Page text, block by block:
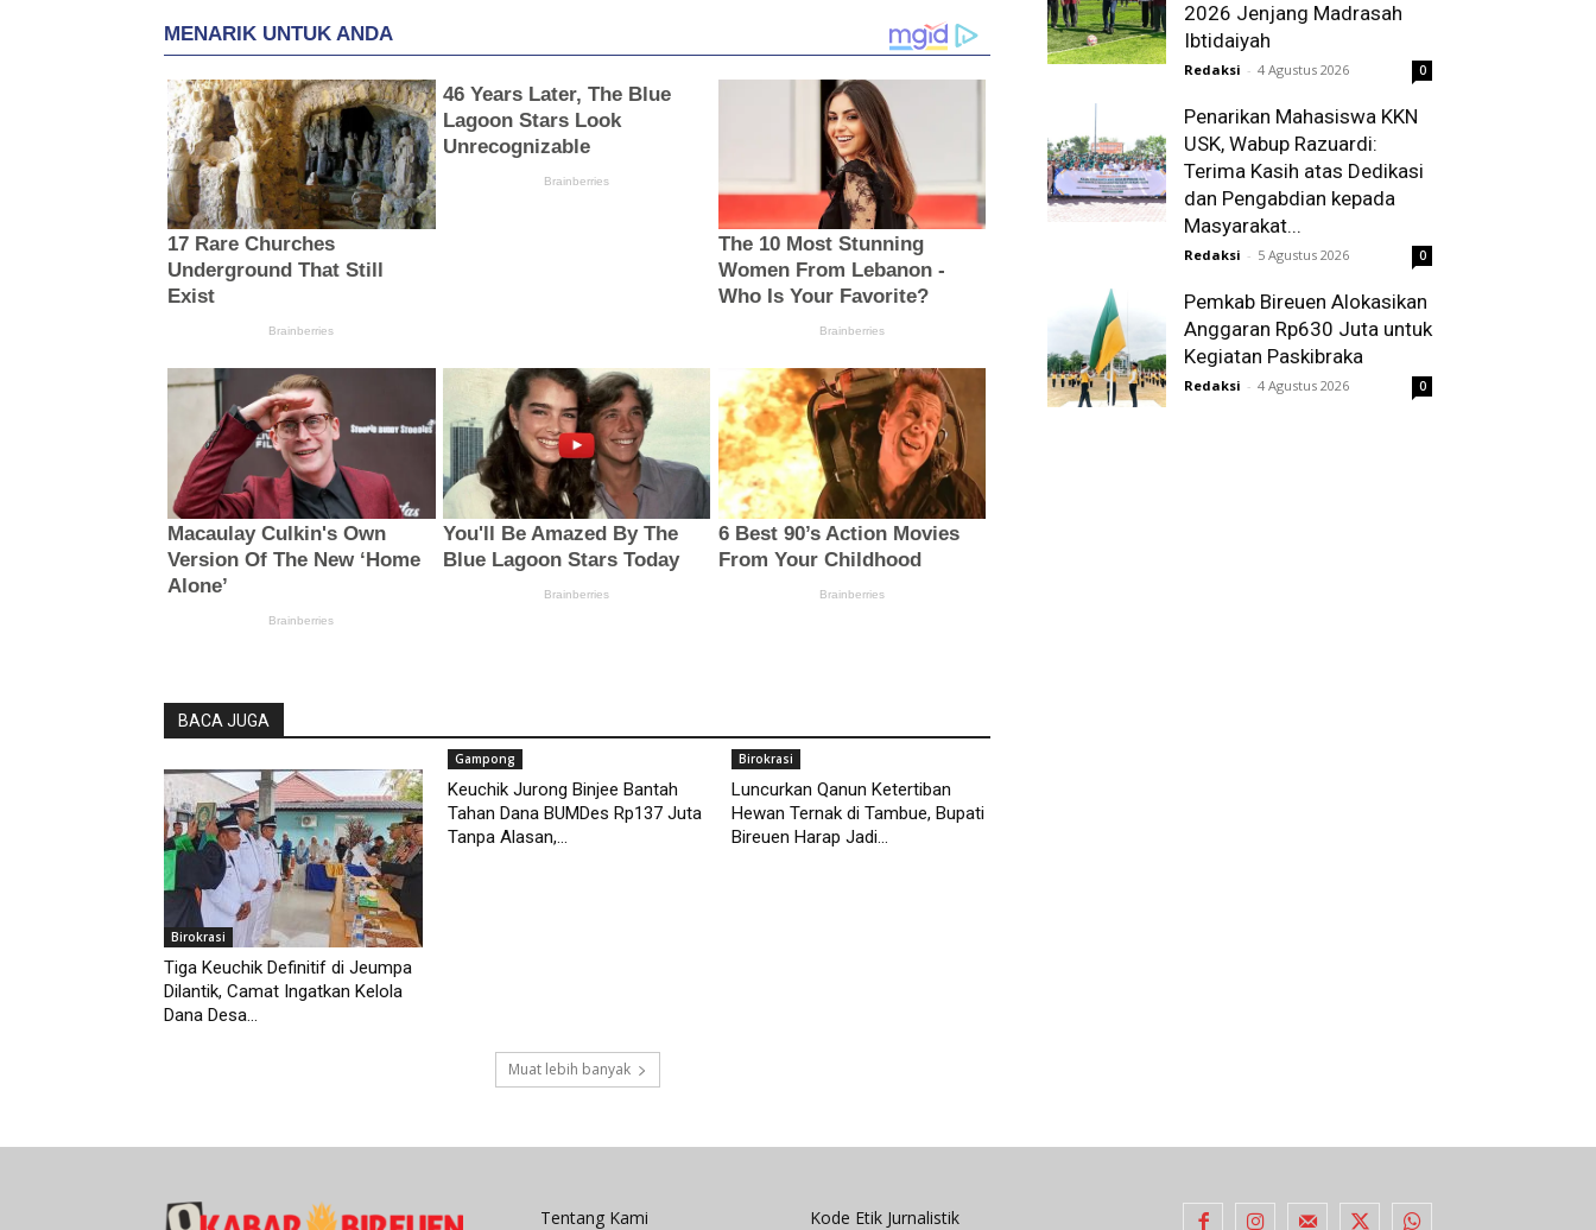
BACA JUGA
Birokrasi
Tiga Keuchik Definitif di Jeumpa
Dilantik, Camat Ingatkan Kelola
Dana Desa...
Gampong
Keuchik Jurong Binjee Bantah
Tahan Dana BUMDes Rp137 Juta
Tanpa Alasan,...
Birokrasi
Luncurkan Qanun Ketertiban
Hewan Ternak di Tambue, Bupati
Bireuen Harap Jadi...
Muat lebih banyak
2026 Jenjang Madrasah
Ibtidaiyah
Redaksi - 4 Agustus 2026 0
Penarikan Mahasiswa KKN
USK, Wabup Razuardi:
Terima Kasih atas Dedikasi
dan Pengabdian kepada
Masyarakat...
Redaksi - 5 Agustus 2026 0
Pemkab Bireuen Alokasikan
Anggaran Rp630 Juta untuk
Kegiatan Paskibraka
Redaksi - 4 Agustus 2026 0
Tentang Kami Kode Etik Jurnalistik